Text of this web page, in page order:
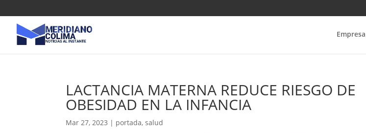
Empresa
LACTANCIA MATERNA REDUCE RIESGO DE
OBESIDAD EN LA INFANCIA
Mar 27, 2023 | portada,salud